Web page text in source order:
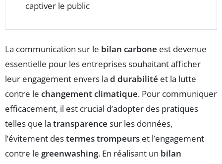
captiver le public
La communication sur le bilan carbone est devenue
essentielle pour les entreprises souhaitant afficher
leur engagement envers la d durabilité et la lutte
contre le changement climatique. Pour communiquer
efficacement, il est crucial d’adopter des pratiques
telles que la transparence sur les données,
l’évitement destermes trompeurs et l’engagement
contre le greenwashing. En réalisant un bilan